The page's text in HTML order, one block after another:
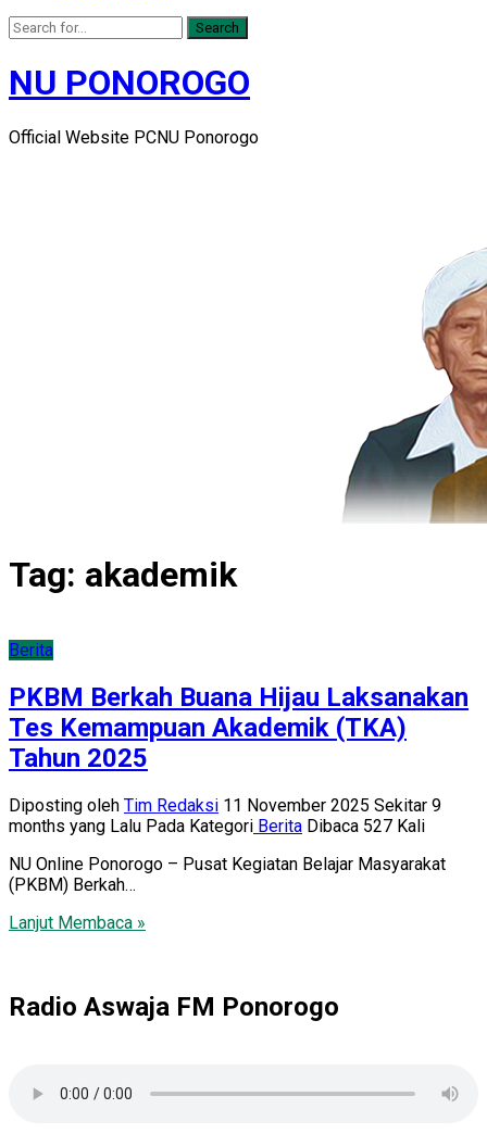
Search
NU PONOROGO
Official Website PCNU Ponorogo
Tag: akademik
Berita
PKBM Berkah Buana Hijau Laksanakan
Tes Kemampuan Akademik (TKA)
Tahun 2025
Diposting oleh Tim Redaksi 11 November 2025 Sekitar 9
months yang Lalu Pada Kategori Berita Dibaca 527 Kali
NU Online Ponorogo – Pusat Kegiatan Belajar Masyarakat
(PKBM) Berkah…
Lanjut Membaca »
Radio Aswaja FM Ponorogo